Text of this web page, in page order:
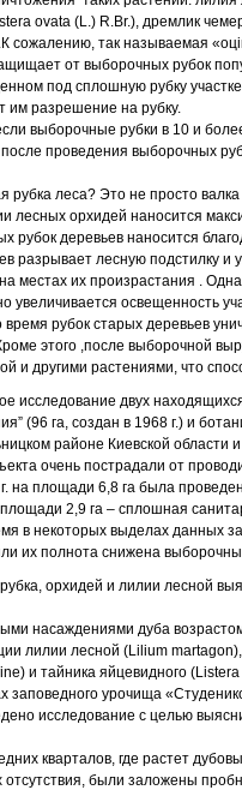
ovata (L.) R.Br.), дремлик
сожалению, так называемая
от выборочных рубок
под сплошную рубку
им разрешение на рубку.
выборочные рубки в 10 и
проведения выборочных
рубка леса? Это не просто
лесных орхидей наносится
рубок деревьев наносится
разрывает лесную подстилку
местах их произрастания .
увеличивается освещенность
рубок старых деревьев
этого ,после выборочной
и другими растениями, что
исследование двух
(96 га, создан в 1968 г.) и
районе Киевской
очень пострадали от
на площади 6,8 га была
2,9 га – сплошная
в некоторых выделах данных
их полнота снижена
орхидей и лилии лесной
насаждениями дуба
лилии лесной (Lilium
и тайника яйцевидного
заповедного урочища
исследование с целью
кварталов, где растет
отсутствия, были заложены